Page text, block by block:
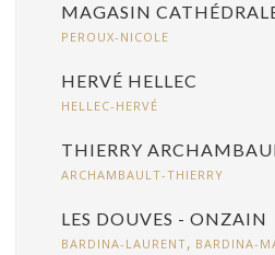
MAGASIN
PEROUX-NICOLE
HERVÉ HELLEC
HELLEC-HERVÉ
THIERRY
ARCHAMBAULT-THIERRY
LES DOUVES - ONZAIN
BARDINA-LAURENT, BARDINA-